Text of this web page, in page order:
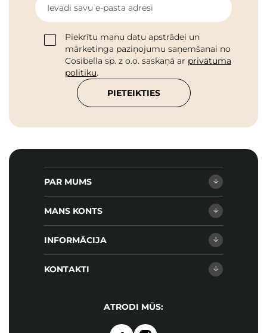
Ievadi savu e-pasta adresi
Piekrītu manu datu apstrādei un
mārketinga paziņojumu saņemšanai no
Cosibella sp. z o.o. saskaņā ar privātuma
politiku.
PIETEIKTIES
PAR MUMS
MANS KONTS
INFORMĀCIJA
KONTAKTI
ATRODI MŪS: